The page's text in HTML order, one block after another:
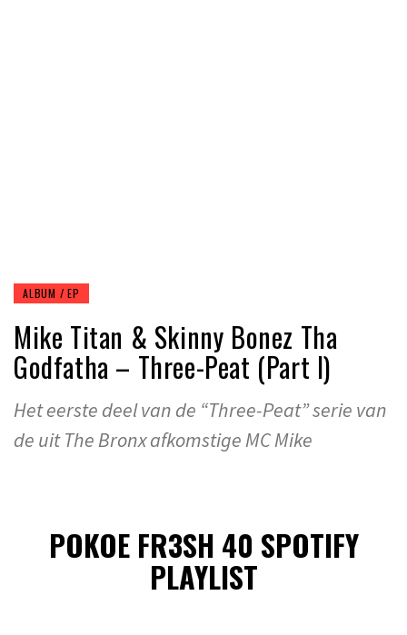
ALBUM / EP
Mike Titan & Skinny Bonez Tha
Godfatha – Three-​Peat (Part I)
Het eerste deel van de “Three-Peat” serie van
de uit The Bronx afkomstige MC Mike
POKOE FR3SH 40 SPOTIFY
PLAYLIST